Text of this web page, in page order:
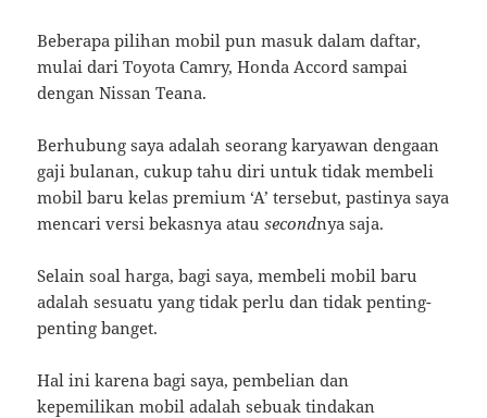
Beberapa pilihan mobil pun masuk dalam daftar,
mulai dari Toyota Camry, Honda Accord sampai
dengan Nissan Teana.
Berhubung saya adalah seorang karyawan dengaan
gaji bulanan, cukup tahu diri untuk tidak membeli
mobil baru kelas premium ‘A’ tersebut, pastinya saya
mencari versi bekasnya atausecondnya saja.
Selain soal harga, bagi saya, membeli mobil baru
adalah sesuatu yang tidak perlu dan tidak penting-
penting banget.
Hal ini karena bagi saya, pembelian dan
kepemilikan mobil adalah sebuak tindakan